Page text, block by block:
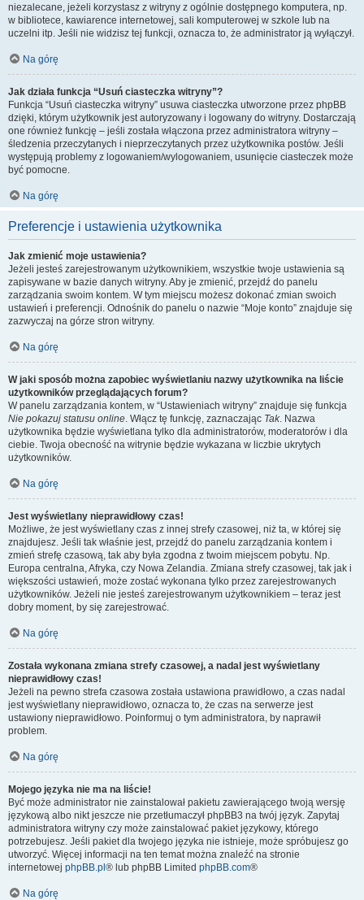
niezalecane, jeżeli korzystasz z witryny z ogólnie dostępnego komputera, np.
w bibliotece, kawiarence internetowej, sali komputerowej w szkole lub na
uczelni itp. Jeśli nie widzisz tej funkcji, oznacza to, że administrator ją wyłączył.
Na górę
Jak działa funkcja “Usuń ciasteczka witryny”?
Funkcja “Usuń ciasteczka witryny” usuwa ciasteczka utworzone przez phpBB
dzięki, którym użytkownik jest autoryzowany i logowany do witryny. Dostarczają
one również funkcję – jeśli została włączona przez administratora witryny –
śledzenia przeczytanych i nieprzeczytanych przez użytkownika postów. Jeśli
występują problemy z logowaniem/wylogowaniem, usunięcie ciasteczek może
być pomocne.
Na górę
Preferencje i ustawienia użytkownika
Jak zmienić moje ustawienia?
Jeżeli jesteś zarejestrowanym użytkownikiem, wszystkie twoje ustawienia są
zapisywane w bazie danych witryny. Aby je zmienić, przejdź do panelu
zarządzania swoim kontem. W tym miejscu możesz dokonać zmian swoich
ustawień i preferencji. Odnośnik do panelu o nazwie “Moje konto” znajduje się
zazwyczaj na górze stron witryny.
Na górę
W jaki sposób można zapobiec wyświetlaniu nazwy użytkownika na liście
użytkowników przeglądających forum?
W panelu zarządzania kontem, w “Ustawieniach witryny” znajduje się funkcja
Nie pokazuj statusu online. Włącz tę funkcję, zaznaczając Tak. Nazwa
użytkownika będzie wyświetlana tylko dla administratorów, moderatorów i dla
ciebie. Twoja obecność na witrynie będzie wykazana w liczbie ukrytych
użytkowników.
Na górę
Jest wyświetlany nieprawidłowy czas!
Możliwe, że jest wyświetlany czas z innej strefy czasowej, niż ta, w której się
znajdujesz. Jeśli tak właśnie jest, przejdź do panelu zarządzania kontem i
zmień strefę czasową, tak aby była zgodna z twoim miejscem pobytu. Np.
Europa centralna, Afryka, czy Nowa Zelandia. Zmiana strefy czasowej, tak jak i
większości ustawień, może zostać wykonana tylko przez zarejestrowanych
użytkowników. Jeżeli nie jesteś zarejestrowanym użytkownikiem – teraz jest
dobry moment, by się zarejestrować.
Na górę
Została wykonana zmiana strefy czasowej, a nadal jest wyświetlany
nieprawidłowy czas!
Jeżeli na pewno strefa czasowa została ustawiona prawidłowo, a czas nadal
jest wyświetlany nieprawidłowo, oznacza to, że czas na serwerze jest
ustawiony nieprawidłowo. Poinformuj o tym administratora, by naprawił
problem.
Na górę
Mojego języka nie ma na liście!
Być może administrator nie zainstalował pakietu zawierającego twoją wersję
językową albo nikt jeszcze nie przetłumaczył phpBB3 na twój język. Zapytaj
administratora witryny czy może zainstalować pakiet językowy, którego
potrzebujesz. Jeśli pakiet dla twojego języka nie istnieje, może spróbujesz go
utworzyć. Więcej informacji na ten temat można znaleźć na stronie
internetowej phpBB.pl ® lub phpBB Limited phpBB.com®
Na górę